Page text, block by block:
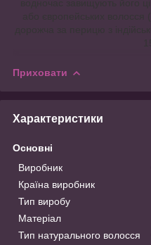
Приховати
Характеристики
Основні
Виробник
Країна виробник
Тип виробу
Матеріал
Тип натурального волосся